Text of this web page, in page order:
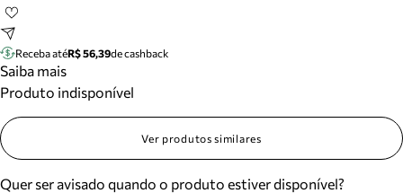
Tire dúvidas sobre pedidos, devoluções e mais.
Meus pedidos
Acompanhe seus pedidos e solicite devoluções.
Receba atéR$ 56,39de cashback
Saiba mais
Produto indisponível
Ver produtos similares
Quer ser avisado quando o produto estiver disponível?